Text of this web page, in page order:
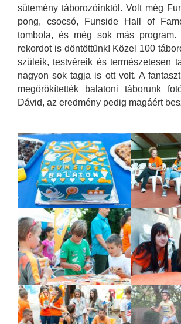
sütemény táborozóinktól. Volt még
pong, csocsó, Funside Hall of
tombola, és még sok más program.
rekordot is döntöttünk! Közel 100
szüleik, testvéreik és természetesen
nagyon sok tagja is ott volt. A
megörökítették balatoni táborunk
Dávid, az eredmény pedig magáért